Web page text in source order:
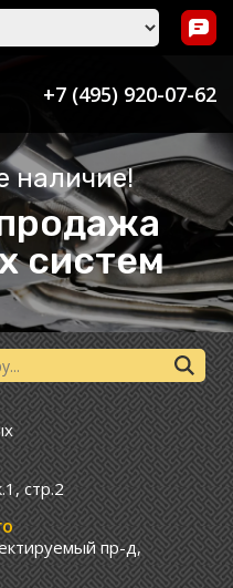
+7 (495) 920-07-62
наличие!
систем
стр.2
пр-д,